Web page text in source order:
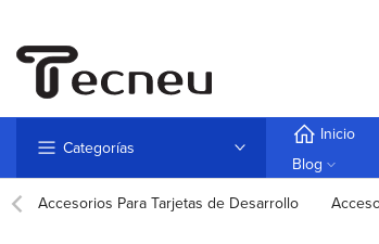
al
contenido
Categorías
Inicio
Blog
Accesorios Para Tarjetas de Desarrollo